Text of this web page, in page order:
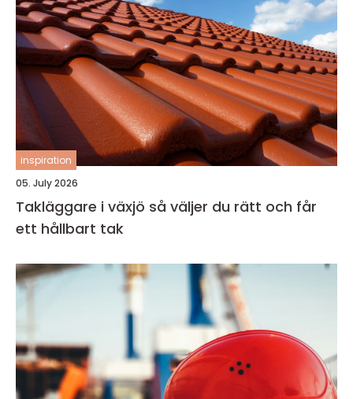
inspiration
05. July 2026
Takläggare i växjö så väljer du rätt och får
ett hållbart tak